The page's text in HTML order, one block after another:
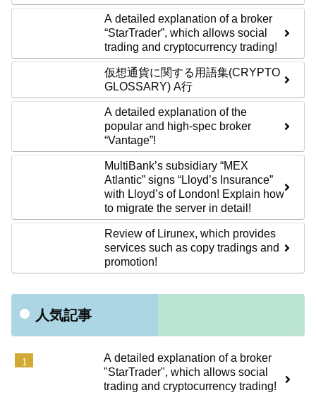
A detailed explanation of a broker
“StarTrader”, which allows social
trading and cryptocurrency trading!
仮想通貨に関する用語集(CRYPTO
GLOSSARY) A行
A detailed explanation of the
popular and high-spec broker
“Vantage”!
MultiBank’s subsidiary “MEX
Atlantic” signs “Lloyd’s Insurance”
with Lloyd’s of London! Explain how
to migrate the server in detail!
Review of Lirunex, which provides
services such as copy tradings and
promotion!
人気記事
A detailed explanation of a broker
"StarTrader", which allows social
trading and cryptocurrency trading!